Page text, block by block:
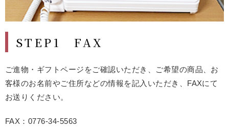
STEP1 FAX
ご進物・ギフトページをご確認いただき、ご希望の商品、お
客様のお名前やご住所などの情報を記入いただき、FAXにて
お送りください。
FAX：0776-34-5563